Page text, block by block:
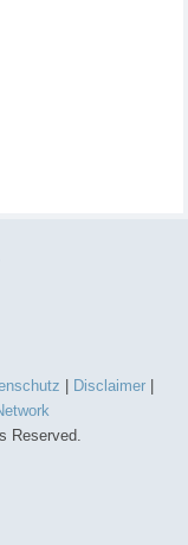
| Disclaimer |
Reserved.